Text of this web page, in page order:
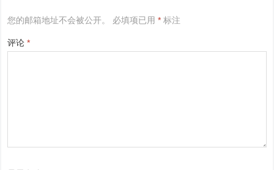
您的邮箱地址不会被公开。 必填项已用* 标注
评论*